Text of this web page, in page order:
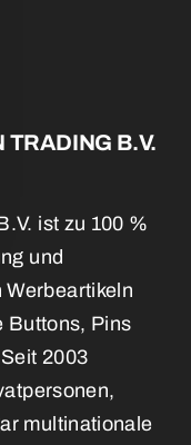
TRADING B.V.
ist zu 100 %
und
Buttons, Pins
2003
multinationale